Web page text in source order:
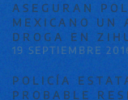
ASEGURAN
MEXICANO UN
DROGA EN
19 SEPTIEMBRE
POLICÍA
PROBABLE